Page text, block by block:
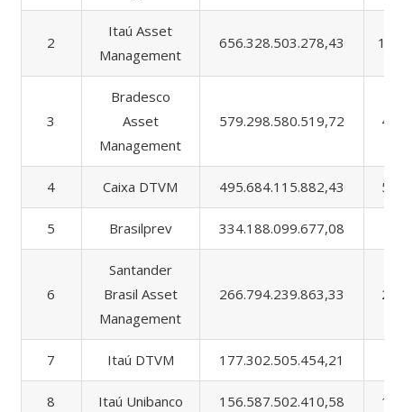
2
Itaú Asset
Management
656.328.503.278,43
3
Bradesco
Asset
Management
579.298.580.519,72
4 Caixa DTVM 495.684.115.882,43
5 Brasilprev 334.188.099.677,08
6
Santander
Brasil Asset
Management
266.794.239.863,33
7 Itaú DTVM 177.302.505.454,21
8 Itaú Unibanco 156.587.502.410,58